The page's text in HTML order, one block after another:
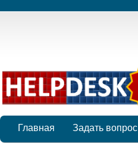
Главная Задать вопрос